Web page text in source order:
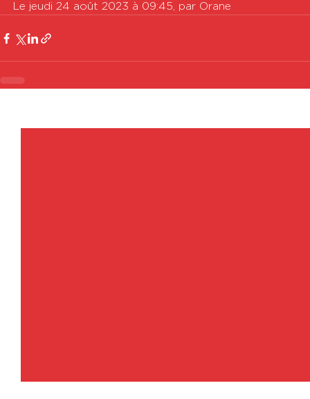
Le jeudi 24 août 2023 à 09:45, par Orane